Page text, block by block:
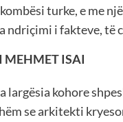
turke, e me
ndriçimi i fakteve,
MEHMET ISAI
largësia kohore
se arkitekti